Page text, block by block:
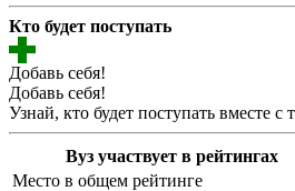
Кто будет поступать
Добавь себя!
Добавь себя!
Узнай, кто будет поступать вместе с
Вуз участвует в рейтингах
Место в общем рейтинге